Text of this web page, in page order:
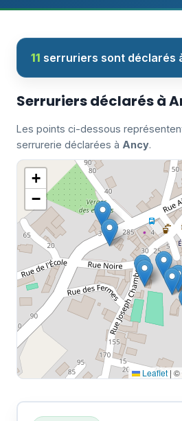
11 serruriers sont déclarés
Serruriers déclarés à
Les points ci-dessous
serrurerie déclarées à Ancy.
+
−
Leaflet | ©